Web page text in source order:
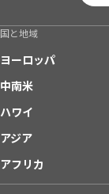
国と地域
ヨーロッパ
中南米
ハワイ
アジア
アフリカ